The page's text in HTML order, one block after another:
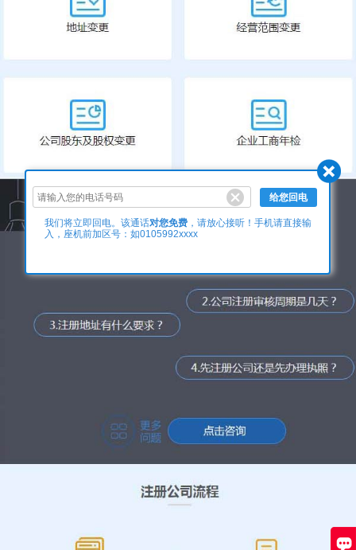
给您回电
我们将立即回电。该通话对您免费，请放心接听！手机请直接输
入，座机前加区号：如0105992xxxx